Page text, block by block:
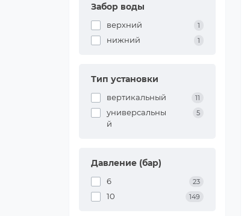
Забор воды
верхний 1
нижний 1
Тип установки
вертикальный 11
универсальны
й
5
Давление (бар)
6 23
10 149